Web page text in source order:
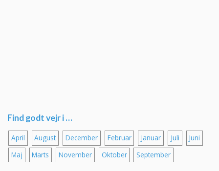
Find godt vejr i …
April August December Februar Januar Juli
Juni
Maj
Marts November Oktober September